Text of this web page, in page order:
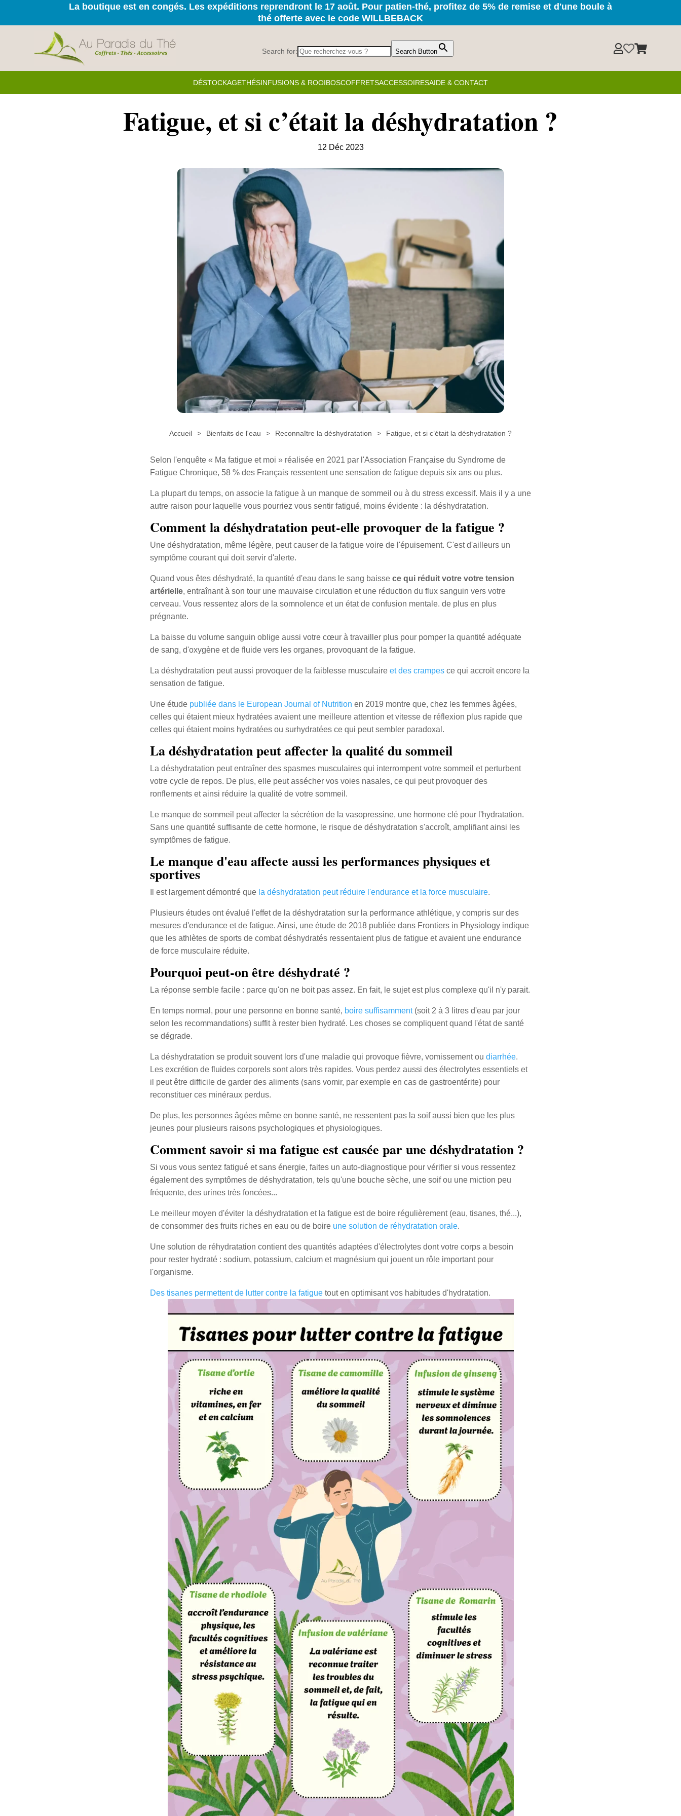
La boutique est en congés. Les expéditions reprendront le 17 août. Pour patien-thé, profitez de 5% de remise et d'une boule à
thé offerte avec le code WILLBEBACK
Search for: Search Button 
DÉSTOCKAGETHÉSINFUSIONS & ROOIBOSCOFFRETSACCESSOIRESAIDE & CONTACT
Fatigue, et si c’était la déshydratation ?
12 Déc 2023
Accueil Bienfaits de l'eau Reconnaître la déshydratation Fatigue, et si c’était la déshydratation ?
Selon l'enquête « Ma fatigue et moi » réalisée en 2021 par l'Association Française du Syndrome de
Fatigue Chronique, 58 % des Français ressentent une sensation de fatigue depuis six ans ou plus.
La plupart du temps, on associe la fatigue à un manque de sommeil ou à du stress excessif. Mais il y a une
autre raison pour laquelle vous pourriez vous sentir fatigué, moins évidente : la déshydratation.
Comment la déshydratation peut-elle provoquer de la fatigue ?
Une déshydratation, même légère, peut causer de la fatigue voire de l'épuisement. C'est d'ailleurs un
symptôme courant qui doit servir d'alerte.
Quand vous êtes déshydraté, la quantité d'eau dans le sang baisse ce qui réduit votre votre tension
artérielle, entraînant à son tour une mauvaise circulation et une réduction du flux sanguin vers votre
cerveau. Vous ressentez alors de la somnolence et un état de confusion mentale. de plus en plus
prégnante.
La baisse du volume sanguin oblige aussi votre cœur à travailler plus pour pomper la quantité adéquate
de sang, d'oxygène et de fluide vers les organes, provoquant de la fatigue.
La déshydratation peut aussi provoquer de la faiblesse musculaire et des crampesce qui accroit encore la
sensation de fatigue.
Une étude publiée dans le European Journal of Nutrition en 2019 montre que, chez les femmes âgées,
celles qui étaient mieux hydratées avaient une meilleure attention et vitesse de réflexion plus rapide que
celles qui étaient moins hydratées ou surhydratées ce qui peut sembler paradoxal.
La déshydratation peut affecter la qualité du sommeil
La déshydratation peut entraîner des spasmes musculaires qui interrompent votre sommeil et perturbent
votre cycle de repos. De plus, elle peut assécher vos voies nasales, ce qui peut provoquer des
ronflements et ainsi réduire la qualité de votre sommeil.
Le manque de sommeil peut affecter la sécrétion de la vasopressine, une hormone clé pour l'hydratation.
Sans une quantité suffisante de cette hormone, le risque de déshydratation s'accroît, amplifiant ainsi les
symptômes de fatigue.
Le manque d'eau affecte aussi les performances physiques et
sportives
Il est largement démontré que la déshydratation peut réduire l'endurance et la force musculaire.
Plusieurs études ont évalué l'effet de la déshydratation sur la performance athlétique, y compris sur des
mesures d'endurance et de fatigue. Ainsi, une étude de 2018 publiée dans Frontiers in Physiology indique
que les athlètes de sports de combat déshydratés ressentaient plus de fatigue et avaient une endurance
de force musculaire réduite.
Pourquoi peut-on être déshydraté ?
La réponse semble facile : parce qu'on ne boit pas assez. En fait, le sujet est plus complexe qu'il n'y parait.
En temps normal, pour une personne en bonne santé, boire suffisamment(soit 2 à 3 litres d'eau par jour
selon les recommandations) suffit à rester bien hydraté. Les choses se compliquent quand l'état de santé
se dégrade.
La déshydratation se produit souvent lors d'une maladie qui provoque fièvre, vomissement ou diarrhée.
Les excrétion de fluides corporels sont alors très rapides. Vous perdez aussi des électrolytes essentiels et
il peut être difficile de garder des aliments (sans vomir, par exemple en cas de gastroentérite) pour
reconstituer ces minéraux perdus.
De plus, les personnes âgées même en bonne santé, ne ressentent pas la soif aussi bien que les plus
jeunes pour plusieurs raisons psychologiques et physiologiques.
Comment savoir si ma fatigue est causée par une déshydratation ?
Si vous vous sentez fatigué et sans énergie, faites un auto-diagnostique pour vérifier si vous ressentez
également des symptômes de déshydratation, tels qu'une bouche sèche, une soif ou une miction peu
fréquente, des urines très foncées...
Le meilleur moyen d'éviter la déshydratation et la fatigue est de boire régulièrement (eau, tisanes, thé...),
de consommer des fruits riches en eau ou de boire une solution de réhydratation orale.
Une solution de réhydratation contient des quantités adaptées d'électrolytes dont votre corps a besoin
pour rester hydraté : sodium, potassium, calcium et magnésium qui jouent un rôle important pour
l'organisme.
Des tisanes permettent de lutter contre la fatiguetout en optimisant vos habitudes d'hydratation.